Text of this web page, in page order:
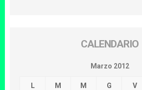
CALENDARIO
Marzo 2012
L M M G V